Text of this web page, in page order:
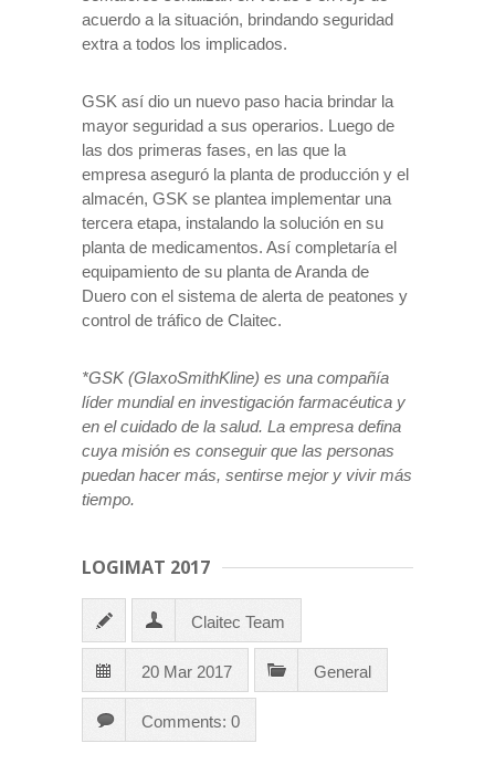
acuerdo a la situación, brindando seguridad
extra a todos los implicados.
GSK así dio un nuevo paso hacia brindar la
mayor seguridad a sus operarios. Luego de
las dos primeras fases, en las que la
empresa aseguró la planta de producción y el
almacén, GSK se plantea implementar una
tercera etapa, instalando la solución en su
planta de medicamentos. Así completaría el
equipamiento de su planta de Aranda de
Duero con el sistema de alerta de peatones y
control de tráfico de Claitec.
*GSK (GlaxoSmithKline) es una compañía
líder mundial en investigación farmacéutica y
en el cuidado de la salud. La empresa defina
cuya misión es conseguir que las personas
puedan hacer más, sentirse mejor y vivir más
tiempo.
LOGIMAT 2017
Claitec Team
20 Mar 2017 General
Comments: 0